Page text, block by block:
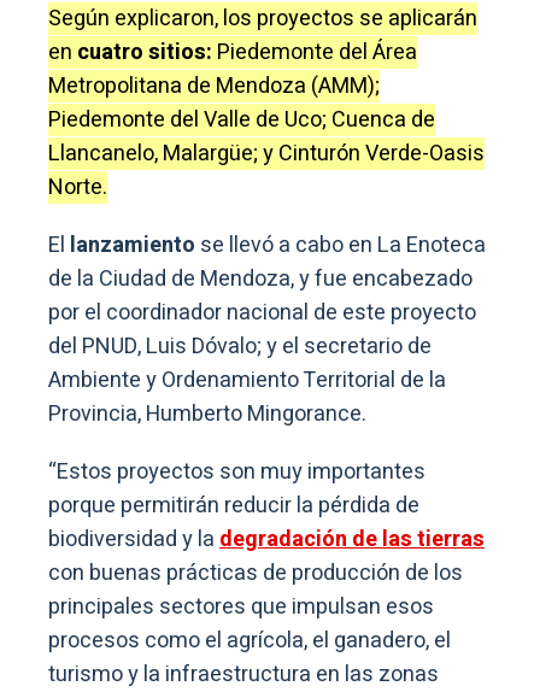
Según explicaron, los proyectos se aplicarán
en cuatro sitios: Piedemonte del Área
Metropolitana de Mendoza (AMM);
Piedemonte del Valle de Uco; Cuenca de
Llancanelo, Malargüe; y Cinturón Verde-Oasis
Norte.
El lanzamiento se llevó a cabo en La Enoteca
de la Ciudad de Mendoza, y fue encabezado
por el coordinador nacional de este proyecto
del PNUD, Luis Dóvalo; y el secretario de
Ambiente y Ordenamiento Territorial de la
Provincia, Humberto Mingorance.
“Estos proyectos son muy importantes
porque permitirán reducir la pérdida de
biodiversidad y ladegradación de las tierras
con buenas prácticas de producción de los
principales sectores que impulsan esos
procesos como el agrícola, el ganadero, el
turismo y la infraestructura en las zonas